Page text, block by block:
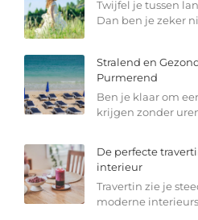
Twijfel je tussen
Dan ben je zeker
Stralend en
Purmerend
Ben je klaar om
krijgen zonder
De perfecte
interieur
Travertin zie je
moderne